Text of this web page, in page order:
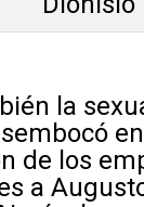
la
de los
a